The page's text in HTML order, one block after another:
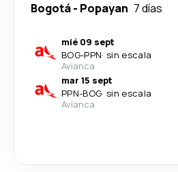
Bogotá- Popayan 7 días
mié 09 sept
BOG-PPN· sin escala
Avianca
mar 15 sept
PPN-BOG· sin escala
Avianca